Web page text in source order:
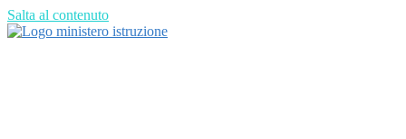
Salta al contenuto